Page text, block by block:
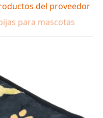
del proveedor
para mascotas